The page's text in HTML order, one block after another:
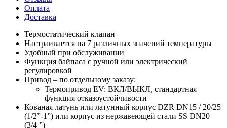
Оплата
Доставка
Термостатический клапан
Настраивается на 7 различных значений температуры
Удобный при обслуживании
Функция байпаса с ручной или электрический
регулировкой
Привод – по отдельному заказу:
Термопривод EV: ВКЛ/ВЫКЛ, стандартная
функция отказоустойчивости
Кованая латунь или латунный корпус DZR DN15 / 20/25
(1/2”-1”) или корпус из нержавеющей стали SS DN20
(3/4 ”)